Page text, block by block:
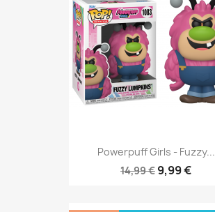
Powerpuff Girls - Fuzzy...
14,99 € 9,99 €